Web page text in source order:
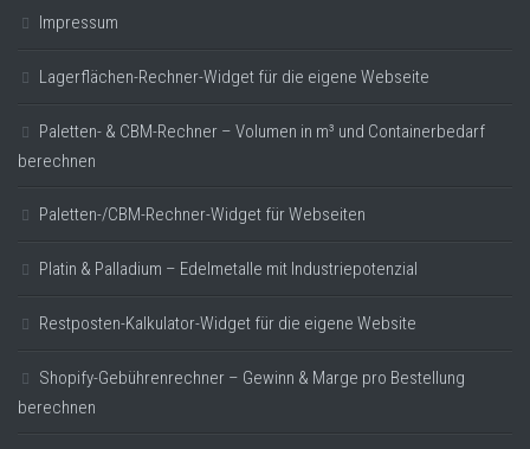
Impressum
Lagerflächen-Rechner-Widget für die eigene Webseite
Paletten- & CBM-Rechner – Volumen in m³ und Containerbedarf
berechnen
Paletten-/CBM-Rechner-Widget für Webseiten
Platin & Palladium – Edelmetalle mit Industriepotenzial
Restposten-Kalkulator-Widget für die eigene Website
Shopify-Gebührenrechner – Gewinn & Marge pro Bestellung
berechnen